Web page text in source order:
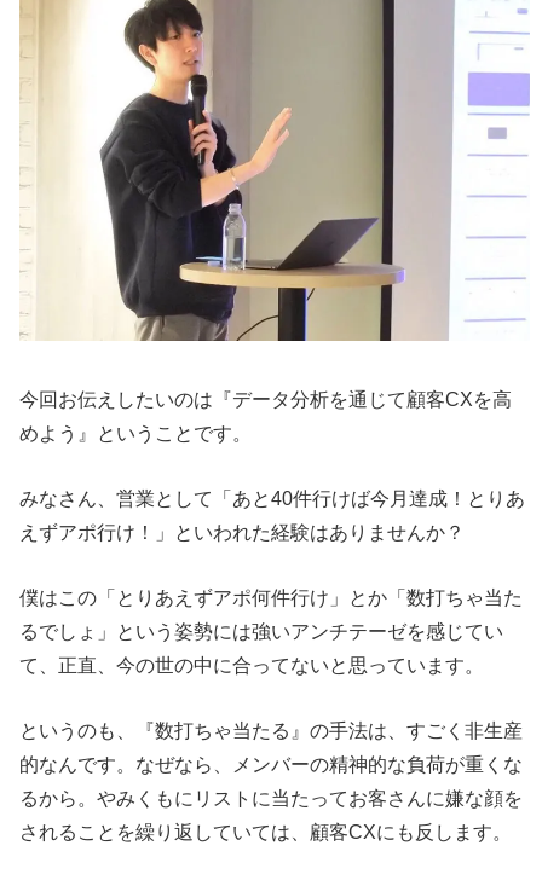
今回お伝えしたいのは『データ分析を通じて顧客CXを高
めよう』ということです。
みなさん、営業として「あと40件行けば今月達成！とりあ
えずアポ行け！」といわれた経験はありませんか？
僕はこの「とりあえずアポ何件行け」とか「数打ちゃ当た
るでしょ」という姿勢には強いアンチテーゼを感じてい
て、正直、今の世の中に合ってないと思っています。
というのも、『数打ちゃ当たる』の手法は、すごく非生産
的なんです。なぜなら、メンバーの精神的な負荷が重くな
るから。やみくもにリストに当たってお客さんに嫌な顔を
されることを繰り返していては、顧客CXにも反します。